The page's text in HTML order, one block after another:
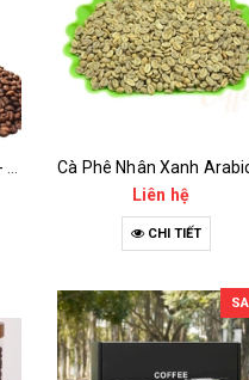
Liên hệ
CHI TIẾT